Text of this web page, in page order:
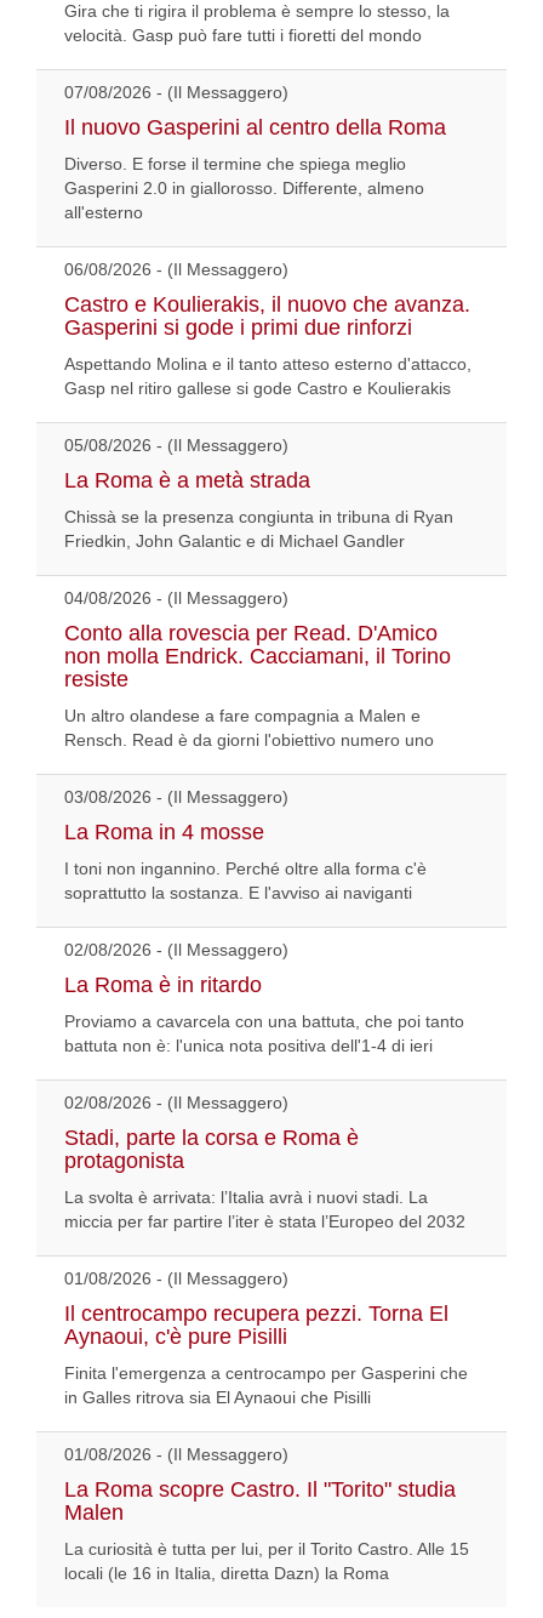
Gira che ti rigira il problema è sempre lo stesso, la
velocità. Gasp può fare tutti i fioretti del mondo
07/08/2026 - (Il Messaggero)
Il nuovo Gasperini al centro della Roma
Diverso. E forse il termine che spiega meglio
Gasperini 2.0 in giallorosso. Differente, almeno
all'esterno
06/08/2026 - (Il Messaggero)
Castro e Koulierakis, il nuovo che avanza.
Gasperini si gode i primi due rinforzi
Aspettando Molina e il tanto atteso esterno d'attacco,
Gasp nel ritiro gallese si gode Castro e Koulierakis
05/08/2026 - (Il Messaggero)
La Roma è a metà strada
Chissà se la presenza congiunta in tribuna di Ryan
Friedkin, John Galantic e di Michael Gandler
04/08/2026 - (Il Messaggero)
Conto alla rovescia per Read. D'Amico
non molla Endrick. Cacciamani, il Torino
resiste
Un altro olandese a fare compagnia a Malen e
Rensch. Read è da giorni l'obiettivo numero uno
03/08/2026 - (Il Messaggero)
La Roma in 4 mosse
I toni non ingannino. Perché oltre alla forma c'è
soprattutto la sostanza. E l'avviso ai naviganti
02/08/2026 - (Il Messaggero)
La Roma è in ritardo
Proviamo a cavarcela con una battuta, che poi tanto
battuta non è: l'unica nota positiva dell'1-4 di ieri
02/08/2026 - (Il Messaggero)
Stadi, parte la corsa e Roma è
protagonista
La svolta è arrivata: l’Italia avrà i nuovi stadi. La
miccia per far partire l’iter è stata l’Europeo del 2032
01/08/2026 - (Il Messaggero)
Il centrocampo recupera pezzi. Torna El
Aynaoui, c'è pure Pisilli
Finita l'emergenza a centrocampo per Gasperini che
in Galles ritrova sia El Aynaoui che Pisilli
01/08/2026 - (Il Messaggero)
La Roma scopre Castro. Il "Torito" studia
Malen
La curiosità è tutta per lui, per il Torito Castro. Alle 15
locali (le 16 in Italia, diretta Dazn) la Roma